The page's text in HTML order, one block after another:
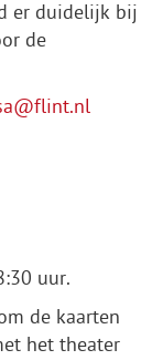
er duidelijk bij
de
uur.
de kaarten
het theater